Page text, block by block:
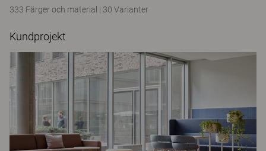
333 Färger och material | 30 Varianter
Kundprojekt